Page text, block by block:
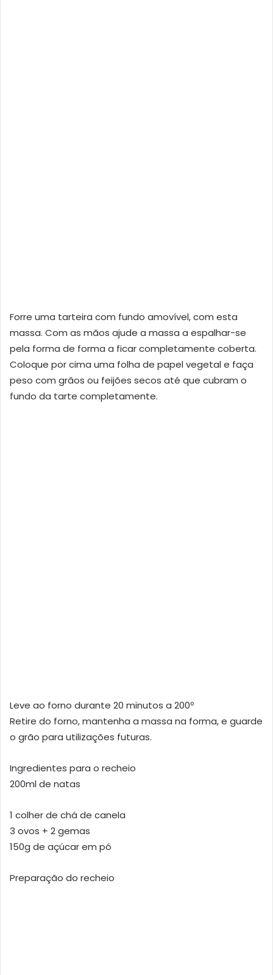
Forre uma tarteira com fundo amovível, com esta
massa. Com as mãos ajude a massa a espalhar-se
pela forma de forma a ficar completamente coberta.
Coloque por cima uma folha de papel vegetal e faça
peso com grãos ou feijões secos até que cubram o
fundo da tarte completamente.
Leve ao forno durante 20 minutos a 200º
Retire do forno, mantenha a massa na forma, e guarde
o grão para utilizações futuras.
Ingredientes para o recheio
200ml de natas
1 colher de chá de canela
3 ovos + 2 gemas
150g de açúcar em pó
Preparação do recheio